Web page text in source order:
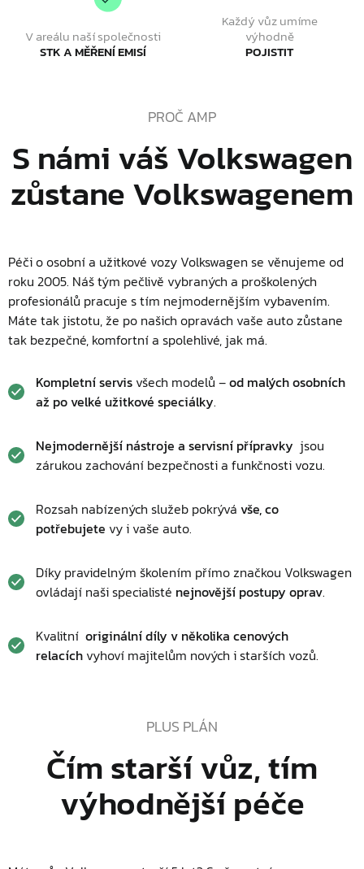
V areálu naší společnosti
STK A MĚŘENÍ EMISÍ
Každý vůz umíme
výhodně
POJISTIT
PROČ AMP
S námi váš Volkswagen
zůstane Volkswagenem
Péči o osobní a užitkové vozy Volkswagen se věnujeme od
roku 2005. Náš tým pečlivě vybraných a proškolených
profesionálů pracuje s tím nejmodernějším vybavením.
Máte tak jistotu, že po našich opravách vaše auto zůstane
tak bezpečné, komfortní a spolehlivé, jak má.
Kompletní servis všech modelů –od malých osobních
až po velké užitkové speciálky.
Nejmodernější nástroje a servisní přípravky jsou
zárukou zachování bezpečnosti a funkčnosti vozu.
Rozsah nabízených služeb pokrývá vše, co
potřebujete vy i vaše auto.
Díky pravidelným školením přímo značkou Volkswagen
ovládají naši specialisté nejnovější postupy oprav.
Kvalitní originální díly v několika cenových
relacích vyhoví majitelům nových i starších vozů.
PLUS PLÁN
Čím starší vůz, tím
výhodnější péče